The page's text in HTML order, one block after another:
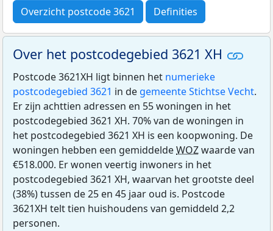
Overzicht postcode 3621 Definities
Over het postcodegebied 3621 XH
Postcode 3621XH ligt binnen het numerieke
postcodegebied 3621 in de gemeente Stichtse Vecht.
Er zijn achttien adressen en 55 woningen in het
postcodegebied 3621 XH. 70% van de woningen in
het postcodegebied 3621 XH is een koopwoning. De
woningen hebben een gemiddeldeWOZwaarde van
€518.000. Er wonen veertig inwoners in het
postcodegebied 3621 XH, waarvan het grootste deel
(38%) tussen de 25 en 45 jaar oud is. Postcode
3621XH telt tien huishoudens van gemiddeld 2,2
personen.